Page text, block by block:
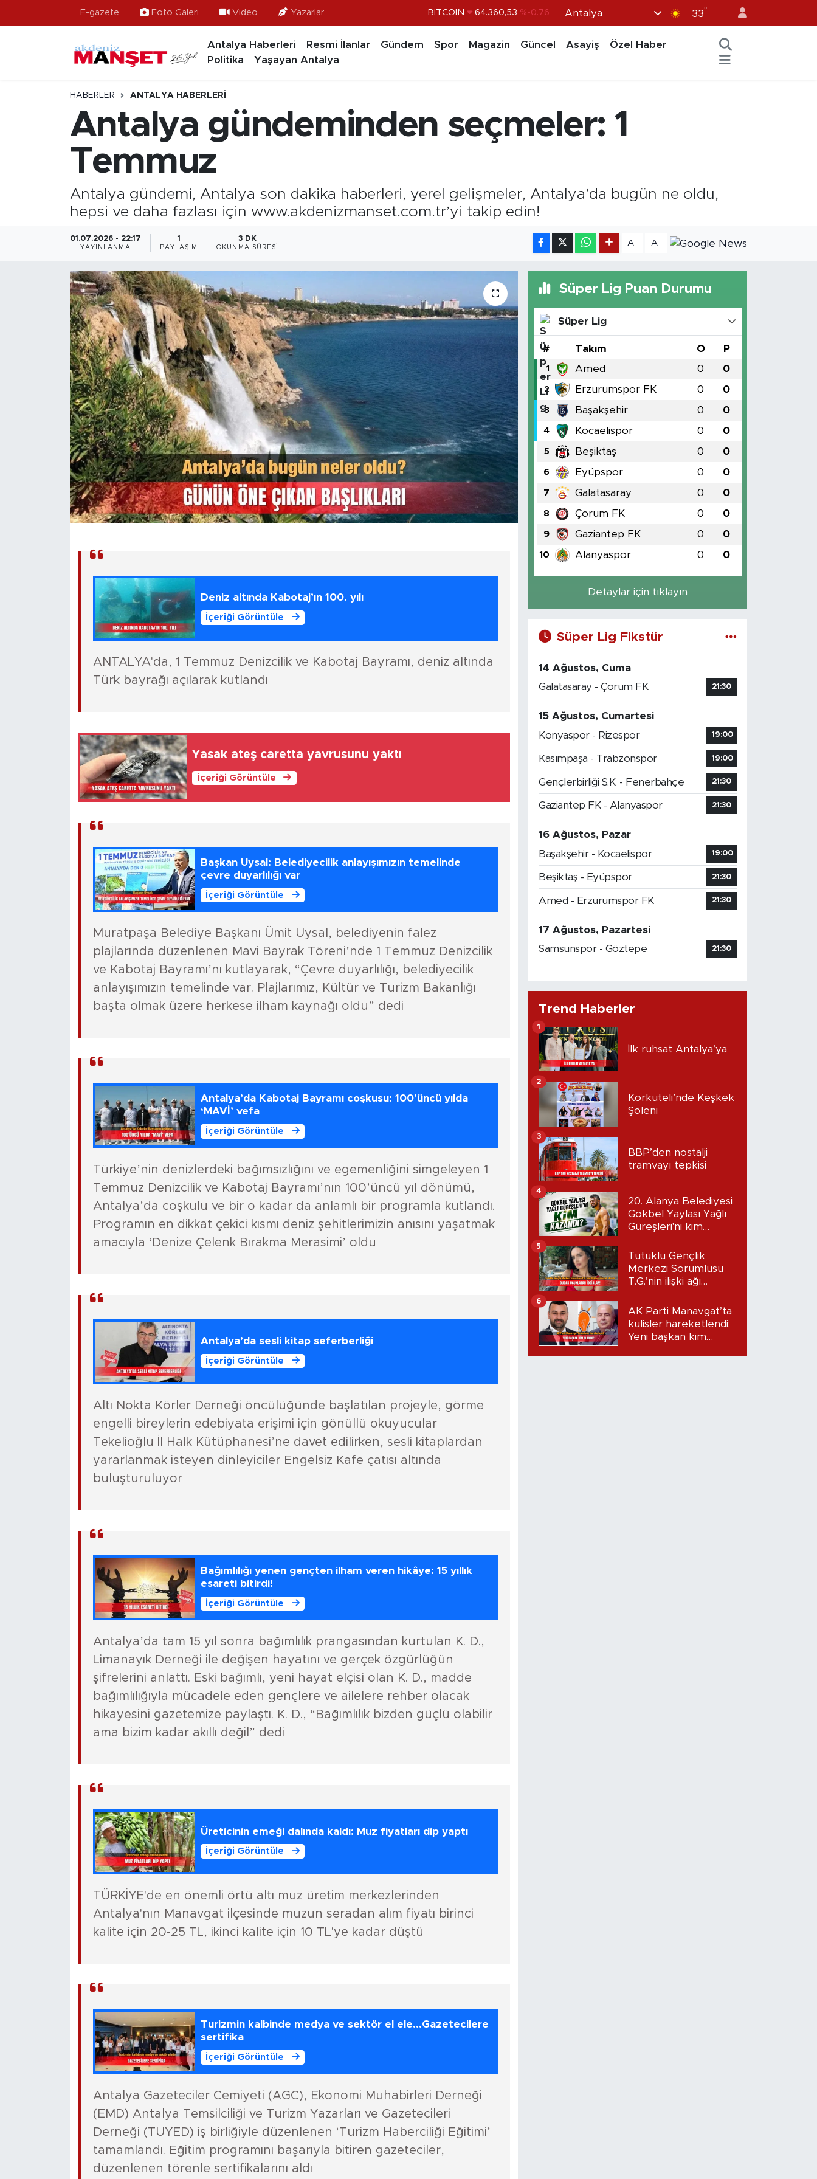
E-gazete Foto Galeri Video Yazarlar DOLAR 47,7069 %0.17
BITCOIN 64.360,53 %-0.76
Antalya 33°
Antalya Haberleri Resmi İlanlar Gündem Spor Magazin Güncel Asayiş
Özel Haber
Politika
Yaşayan Antalya
HABERLER ANTALYA HABERLERI
Antalya gündeminden seçmeler: 1
Temmuz
Antalya gündemi, Antalya son dakika haberleri, yerel gelişmeler, Antalya’da bugün ne oldu,
hepsi ve daha fazlası için www.akdenizmanset.com.tr’yi takip edin!
01.07.2026 - 22:17
YAYINLANMA
1
PAYLAŞIM
3 DK
OKUNMA SÜRESI
A- A+
Deniz altında Kabotaj’ın 100. yılı
İçeriği Görüntüle
ANTALYA'da, 1 Temmuz Denizcilik ve Kabotaj Bayramı, deniz altında
Türk bayrağı açılarak kutlandı
Yasak ateş caretta yavrusunu yaktı
İçeriği Görüntüle
Başkan Uysal: Belediyecilik anlayışımızın temelinde
çevre duyarlılığı var
İçeriği Görüntüle
Muratpaşa Belediye Başkanı Ümit Uysal, belediyenin falez
plajlarında düzenlenen Mavi Bayrak Töreni’nde 1 Temmuz Denizcilik
ve Kabotaj Bayramı’nı kutlayarak, “Çevre duyarlılığı, belediyecilik
anlayışımızın temelinde var. Plajlarımız, Kültür ve Turizm Bakanlığı
başta olmak üzere herkese ilham kaynağı oldu” dedi
Antalya’da Kabotaj Bayramı coşkusu: 100’üncü yılda
‘MAVİ’ vefa
İçeriği Görüntüle
Türkiye’nin denizlerdeki bağımsızlığını ve egemenliğini simgeleyen 1
Temmuz Denizcilik ve Kabotaj Bayramı’nın 100’üncü yıl dönümü,
Antalya’da coşkulu ve bir o kadar da anlamlı bir programla kutlandı.
Programın en dikkat çekici kısmı deniz şehitlerimizin anısını yaşatmak
amacıyla ‘Denize Çelenk Bırakma Merasimi’ oldu
Antalya’da sesli kitap seferberliği
İçeriği Görüntüle
Altı Nokta Körler Derneği öncülüğünde başlatılan projeyle, görme
engelli bireylerin edebiyata erişimi için gönüllü okuyucular
Tekelioğlu İl Halk Kütüphanesi’ne davet edilirken, sesli kitaplardan
yararlanmak isteyen dinleyiciler Engelsiz Kafe çatısı altında
buluşturuluyor
Bağımlılığı yenen gençten ilham veren hikâye: 15 yıllık
esareti bitirdi!
İçeriği Görüntüle
Antalya’da tam 15 yıl sonra bağımlılık prangasından kurtulan K. D.,
Limanayık Derneği ile değişen hayatını ve gerçek özgürlüğün
şifrelerini anlattı. Eski bağımlı, yeni hayat elçisi olan K. D., madde
bağımlılığıyla mücadele eden gençlere ve ailelere rehber olacak
hikayesini gazetemize paylaştı. K. D., “Bağımlılık bizden güçlü olabilir
ama bizim kadar akıllı değil” dedi
Üreticinin emeği dalında kaldı: Muz fiyatları dip yaptı
İçeriği Görüntüle
TÜRKİYE'de en önemli örtü altı muz üretim merkezlerinden
Antalya'nın Manavgat ilçesinde muzun seradan alım fiyatı birinci
kalite için 20-25 TL, ikinci kalite için 10 TL'ye kadar düştü
Turizmin kalbinde medya ve sektör el ele...Gazetecilere
sertifika
İçeriği Görüntüle
Antalya Gazeteciler Cemiyeti (AGC), Ekonomi Muhabirleri Derneği
(EMD) Antalya Temsilciliği ve Turizm Yazarları ve Gazetecileri
Derneği (TUYED) iş birliğiyle düzenlenen ‘Turizm Haberciliği Eğitimi’
tamamlandı. Eğitim programını başarıyla bitiren gazeteciler,
düzenlenen törenle sertifikalarını aldı
Süper Lig Puan Durumu
Süper Lig
# Takım O P
1 Amed 0 0
2 Erzurumspor FK 0 0
3 Başakşehir 0 0
4 Kocaelispor 0 0
5 Beşiktaş 0 0
6 Eyüpspor 0 0
7 Galatasaray 0 0
8 Çorum FK 0 0
9 Gaziantep FK 0 0
10 Alanyaspor 0 0
Detaylar için tıklayın
Süper Lig Fikstür
14 Ağustos, Cuma
Galatasaray - Çorum FK
21:30
15 Ağustos, Cumartesi
Konyaspor - Rizespor
19:00
Kasımpaşa - Trabzonspor 19:00
Gençlerbirliği S.K. - Fenerbahçe 21:30
Gaziantep FK - Alanyaspor 21:30
16 Ağustos, Pazar
Başakşehir - Kocaelispor
19:00
Beşiktaş - Eyüpspor 21:30
Amed - Erzurumspor FK 21:30
17 Ağustos, Pazartesi
Samsunspor - Göztepe
21:30
Trend Haberler
İlk ruhsat Antalya’ya
1
Korkuteli’nde Keşkek
Şöleni
2
BBP’den nostalji
tramvayı tepkisi
3
20. Alanya Belediyesi
Gökbel Yaylası Yağlı
Güreşleri'ni kim
4
Tutuklu Gençlik
Merkezi Sorumlusu
T.G.’nin ilişki ağı
Dudak uçuklatan
iddialar!
5
AK Parti Manavgat’ta
kulisler hareketlendi:
Yeni başkan kim
6
Ekonomi
Gündem
Magazin
Özel Haber
Politika
Resmi İlanlar
Turizm
Hava Durumu
Tüm Manşetler
Son Dakika Haberleri
Haber Arşivi